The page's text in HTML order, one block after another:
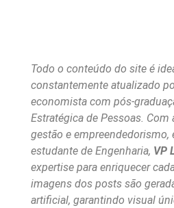
Todo o conteúdo do site é
constantemente atualizado
economista com pós-
Estratégica de Pessoas.
gestão e empreendedorismo,
estudante de Engenharia, VP
expertise para enriquecer
imagens dos posts são
artificial, garantindo visual